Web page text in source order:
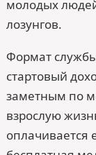
молодых
лозунгов.
Формат
стартовый
заметным по
взрослую
оплачивается